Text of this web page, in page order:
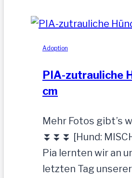
Adoption
PIA-zutrauliche
cm
Mehr Fotos gibt’s
⏬⏬⏬ [Hund:
Pia lernten wir an
letzten Tag unserer